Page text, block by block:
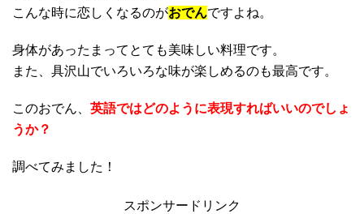
こんな時に恋しくなるのがおでんですよね。
身体があったまってとても美味しい料理です。
また、具沢山でいろいろな味が楽しめるのも最高です。
このおでん、 英語ではどのように表現すればいいのでしょ
うか？
調べてみました！
スポンサードリンク